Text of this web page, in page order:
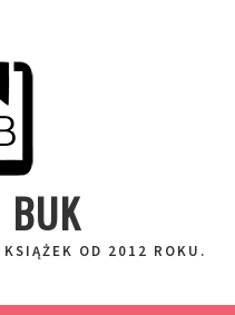
BUK
OD 2012 ROKU.